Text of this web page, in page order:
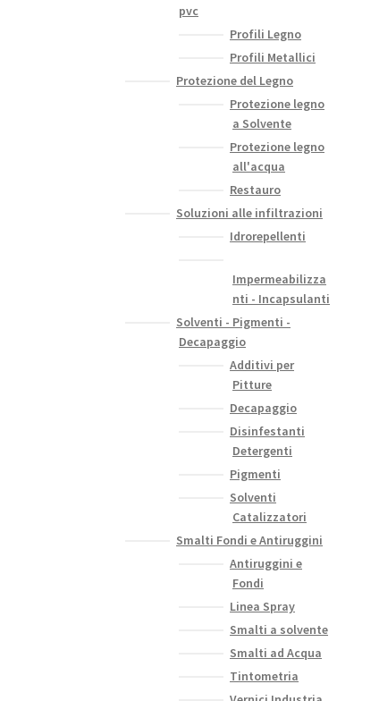
pvc
Profili Legno
Profili Metallici
Protezione del Legno
Protezione legno
a Solvente
Protezione legno
all'acqua
Restauro
Soluzioni alle infiltrazioni
Idrorepellenti
Impermeabilizza
nti - Incapsulanti
Solventi - Pigmenti -
Decapaggio
Additivi per
Pitture
Decapaggio
Disinfestanti
Detergenti
Pigmenti
Solventi
Catalizzatori
Smalti Fondi e Antiruggini
Antiruggini e
Fondi
Linea Spray
Smalti a solvente
Smalti ad Acqua
Tintometria